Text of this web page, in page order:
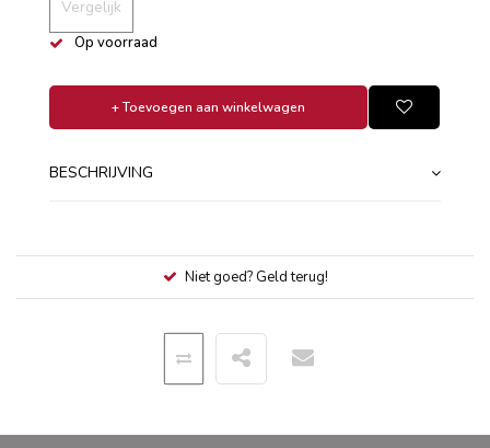
Vergelijk
Op voorraad
+ Toevoegen aan winkelwagen
BESCHRIJVING
Niet goed? Geld terug!